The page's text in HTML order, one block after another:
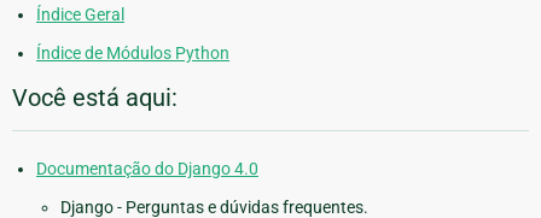
Índice Geral
Índice de Módulos Python
Você está aqui:
Documentação do Django 4.0
Django - Perguntas e dúvidas frequentes.